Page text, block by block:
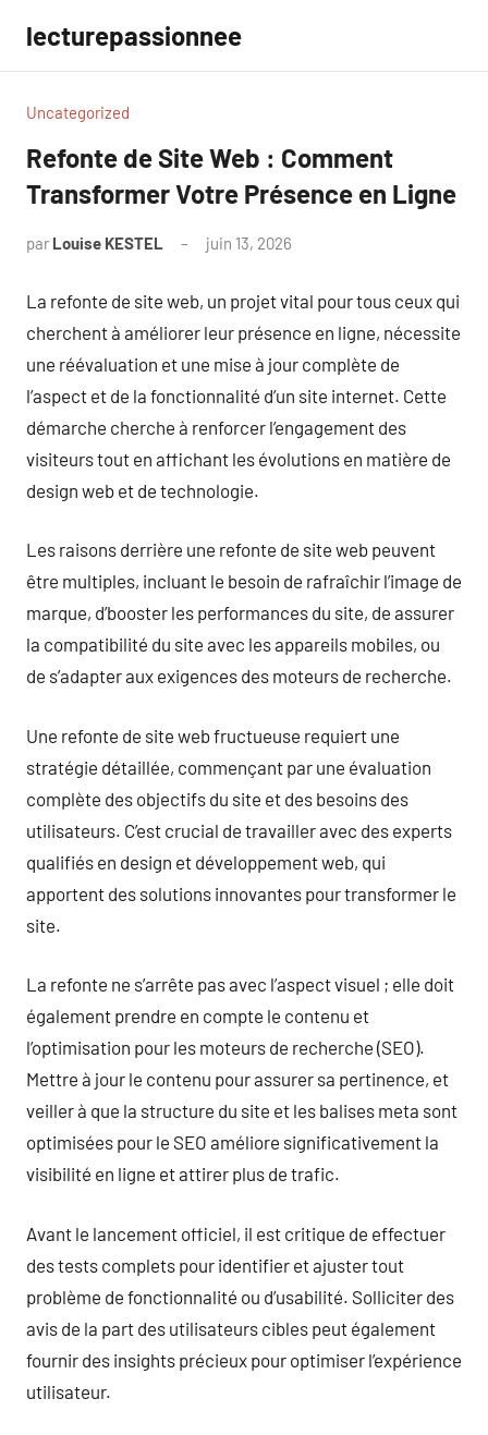
contenu
lecturepassionnee
Uncategorized
Refonte de Site Web : Comment
Transformer Votre Présence en Ligne
par Louise KESTEL juin 13, 2026
La refonte de site web, un projet vital pour tous ceux qui
cherchent à améliorer leur présence en ligne, nécessite
une réévaluation et une mise à jour complète de
l’aspect et de la fonctionnalité d’un site internet. Cette
démarche cherche à renforcer l’engagement des
visiteurs tout en affichant les évolutions en matière de
design web et de technologie.
Les raisons derrière une refonte de site web peuvent
être multiples, incluant le besoin de rafraîchir l’image de
marque, d’booster les performances du site, de assurer
la compatibilité du site avec les appareils mobiles, ou
de s’adapter aux exigences des moteurs de recherche.
Une refonte de site web fructueuse requiert une
stratégie détaillée, commençant par une évaluation
complète des objectifs du site et des besoins des
utilisateurs. C’est crucial de travailler avec des experts
qualifiés en design et développement web, qui
apportent des solutions innovantes pour transformer le
site.
La refonte ne s’arrête pas avec l’aspect visuel ; elle doit
également prendre en compte le contenu et
l’optimisation pour les moteurs de recherche (SEO).
Mettre à jour le contenu pour assurer sa pertinence, et
veiller à que la structure du site et les balises meta sont
optimisées pour le SEO améliore significativement la
visibilité en ligne et attirer plus de trafic.
Avant le lancement officiel, il est critique de effectuer
des tests complets pour identifier et ajuster tout
problème de fonctionnalité ou d’usabilité. Solliciter des
avis de la part des utilisateurs cibles peut également
fournir des insights précieux pour optimiser l’expérience
utilisateur.